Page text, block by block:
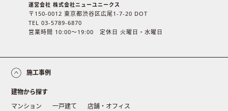
運営会社 株式会社ニューユニークス
〒150-0012 東京都渋谷区広尾1-7-20 DOT
TEL 03-5789-6870
営業時間 10:00〜19:00 定休日 火曜日・水曜日
施工事例
建物から探す
マンション
一戸建て 店舗・オフィス